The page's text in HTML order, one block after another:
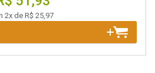
2x de R$ 25,97